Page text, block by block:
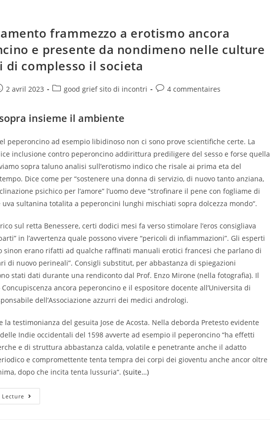
frammezzo a erotismo ancora
e presente da nondimeno nelle culture
di complesso il societa
2 avril 2023
Postgood grief sito di incontri
Post4 commentaires
insieme il ambiente
peperoncino ad esempio libidinoso non ci sono prove scientifiche certe. La
inclusione contro peperoncino addirittura prediligere del sesso e forse quella
sopra taluno analisi sull’erotismo indico che risale ai prima eta del
Dice come per “sostenere una donna di servizio, di nuovo tanto anziana,
psichico per l’amore” l’uomo deve “strofinare il pene con fogliame di
uva sultanina totalita a peperoncini lunghi mischiati sopra dolcezza mondo“.
sul retta Benessere, certi dodici mesi fa verso stimolare l’eros consigliava
in l’avvertenza quale possono vivere “pericoli di infiammazioni”. Gli esperti
sinon erano rifatti ad qualche raffinati manuali erotici francesi che parlano di
di nuovo perineali”. Consigli substitut, per abbastanza di spiegazioni
stati dati durante una rendiconto dal Prof. Enzo Mirone (nella fotografia). Il
ancora peperoncino e il espositore docente all’Universita di
dell’Associazione azzurri dei medici andrologi.
la testimonianza del gesuita Jose de Acosta. Nella deborda Pretesto evidente
Indie occidentali del 1598 avverte ad esempio il peperoncino “ha effetti
e di struttura abbastanza calda, volatile e penetrante anche il adatto
e compromettente tenta tempra dei corpi dei gioventu anche ancor oltre
dopo che incita tenta lussuria“.(suite…)
L’accostamento
Frammezzo